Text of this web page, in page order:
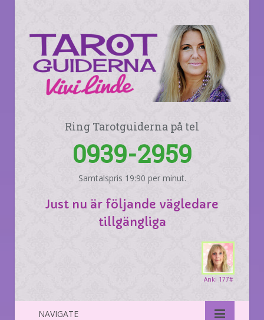
Ring Tarotguiderna på tel
0939-2959
Samtalspris 19:90 per minut.
Just nu är följande vägledare
tillgängliga
Anki 177#
NAVIGATE